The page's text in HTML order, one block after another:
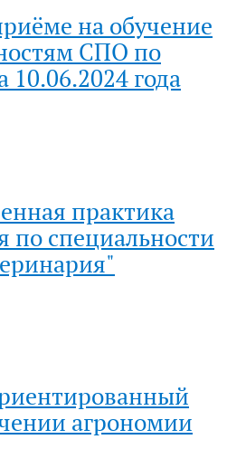
на обучение
СПО по
10.06.2024 года
практика
по специальности
агрономии